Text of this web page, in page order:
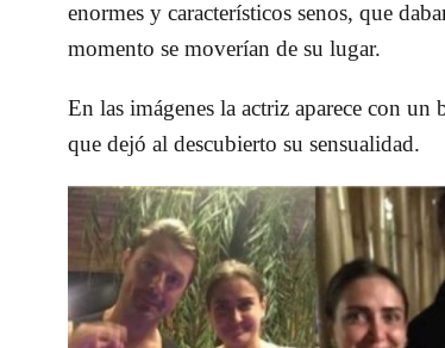
enormes y característicos senos, que
momento se moverían de su lugar.
En las imágenes la actriz aparece con
que dejó al descubierto su sensualidad.